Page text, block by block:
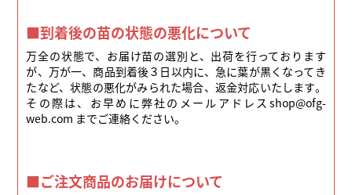
■到着後の苗の状態の悪化について
万全の状態で、お届け苗の選別と、出荷を行っております
が、万が一、商品到着後３日以内に、急に葉が黒くなってき
たなど、状態の悪化がみられた場合、返金対応いたします。
その際は、お早めに弊社のメールアドレスshop@ofg-
web.com までご連絡ください。
■ご注文商品のお届けについて